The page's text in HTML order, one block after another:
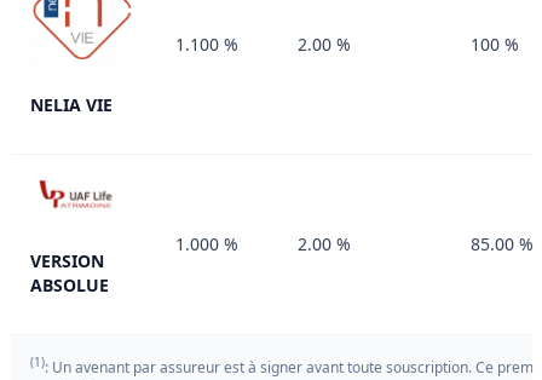
NELIA VIE
1.100 % 2.00 % 100 %
VERSION
ABSOLUE
1.000 % 2.00 % 85.00 %
(1): Un avenant par assureur est à signer avant toute souscription. Ce